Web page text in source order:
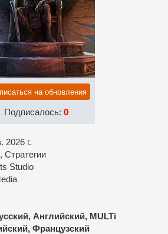
на обновления
Подписалось: 0
г.
Studio
Английский, MULTi
Французский